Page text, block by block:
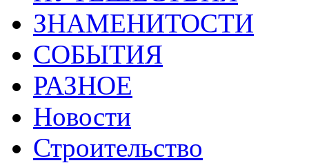
ЗНАМЕНИТОСТИ
СОБЫТИЯ
РАЗНОЕ
Новости
Строительство